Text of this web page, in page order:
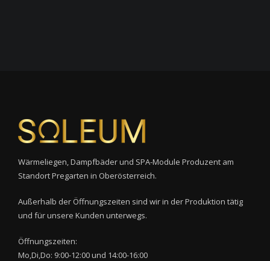
Wärmeliegen, Dampfbäder und SPA-Module Produzent am
Standort Pregarten in Oberösterreich.
Außerhalb der Öffnungszeiten sind wir in der Produktion tätig
und für unsere Kunden unterwegs.
Öffnungszeiten:
Mo,Di,Do: 9:00-12:00 und 14:00-16:00